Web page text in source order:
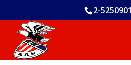
2-5250901